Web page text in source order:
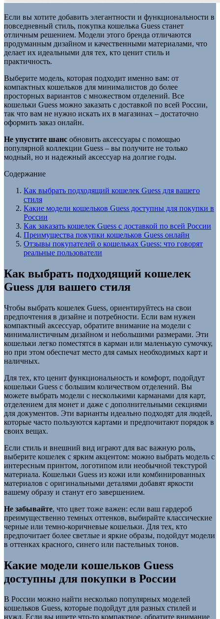
Если вы хотите добавить элегантности и функциональности в
повседневный стиль, покупка кошелька Guess станет
отличным решением. Модели этого бренда отличаются
продуманным дизайном и качественными материалами, что
делает их идеальными для тех, кто ценит стиль и
практичность.
Выберите модель, которая подходит именно вам: от
компактных кошельков для минималистов до более
просторных вариантов с множеством отделений. Все
кошельки Guess можно заказать с доставкой по всей России,
так что вам не нужно искать их в магазинах – достаточно
оформить заказ онлайн.
Не упустите шанс обновить аксессуары с помощью
популярной коллекции Guess – вы получите не только
модный, но и надежный аксессуар на долгие годы.
Содержание
Как выбрать подходящий кошелек Guess для вашего
стиля
Какие модели кошельков Guess доступны для покупки в
России
Как заказать кошелек Guess с доставкой по всей России
Преимущества покупки кошельков Guess онлайн
Отзывы покупателей о кошельках Guess: что говорят
реальные пользователи
Как выбрать подходящий кошелек
Guess для вашего стиля
Чтобы выбрать кошелек Guess, ориентируйтесь на свои
предпочтения в дизайне и потребности. Если вам нужен
компактный аксессуар, обратите внимание на модели с
минималистичным дизайном и небольшими размерами. Эти
кошельки легко поместятся в карман или маленькую сумочку,
но при этом обеспечат место для самых необходимых карт и
наличных.
Для тех, кто ценит функциональность и комфорт, подойдут
кошельки Guess с большим количеством отделений. Вы
можете выбрать модели с несколькими карманами для карт,
отделением для монет и даже с дополнительными секциями
для документов. Эти варианты идеально подходят для людей,
которые часто пользуются картами и предпочитают порядок в
своих вещах.
Если стиль и внешний вид играют для вас важную роль,
выберите кошелек с ярким акцентом: можно выбрать модель с
интересным принтом, логотипом или необычной текстурой
материала. Кошельки Guess из кожи или комбинированных
материалов с оригинальными деталями добавят яркости
вашему образу и станут его завершением.
Не забывайте, что цвет тоже важен: если ваш гардероб
преимущественно темных оттенков, выбирайте классические
черные или темно-коричневые кошельки. Для тех, кто
предпочитает более светлые и яркие образы, подойдут модели
в оттенках красного, синего или пастельных тонов.
Какие модели кошельков Guess
доступны для покупки в России
В России можно найти несколько популярных моделей
кошельков Guess, которые подойдут для разных стилей и
нужд. Если вы ищете что-то компактное, обратите внимание